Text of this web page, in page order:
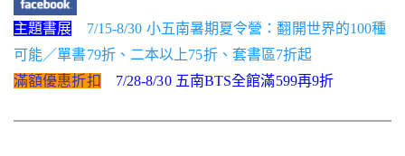
主題書展
7/15-8/30 小五南暑期夏令營：翻開世界的100種
可能／單書79折、二本以上75折、套書區7折起
滿額優惠折扣
7/28-8/30 五南BTS全館滿599再9折